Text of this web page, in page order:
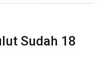
Sudah 18